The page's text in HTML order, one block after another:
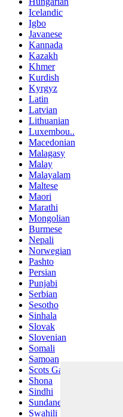
Icelandic
Igbo
Javanese
Kannada
Kazakh
Khmer
Kurdish
Kyrgyz
Latin
Latvian
Lithuanian
Luxembou..
Macedonian
Malagasy
Malay
Malayalam
Maltese
Maori
Marathi
Mongolian
Burmese
Nepali
Norwegian
Pashto
Persian
Punjabi
Serbian
Sesotho
Sinhala
Slovak
Slovenian
Somali
Samoan
Scots Gaelic
Shona
Sindhi
Sundanese
Swahili